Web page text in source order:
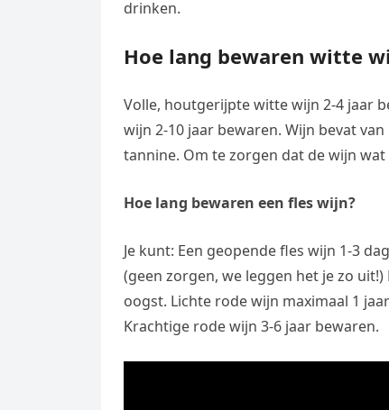
drinken.
Hoe lang bewaren witte
Volle, houtgerijpte witte wijn 2-4 jaar
wijn 2-10 jaar bewaren. Wijn bevat
tannine. Om te zorgen dat de wijn
Hoe lang bewaren een fles wijn?
Je kunt: Een geopende fles wijn 1-3
(geen zorgen, we leggen het je zo
oogst. Lichte rode wijn maximaal 1
Krachtige rode wijn 3-6 jaar bewaren.